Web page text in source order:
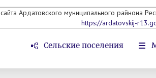
Ардатовского муниципального райнона
https://ardatovskij-
Сельские поселения